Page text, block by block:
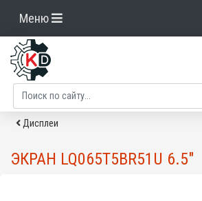
Меню
Дисплеи
ЭКРАН LQ065T5BR51U 6.5"